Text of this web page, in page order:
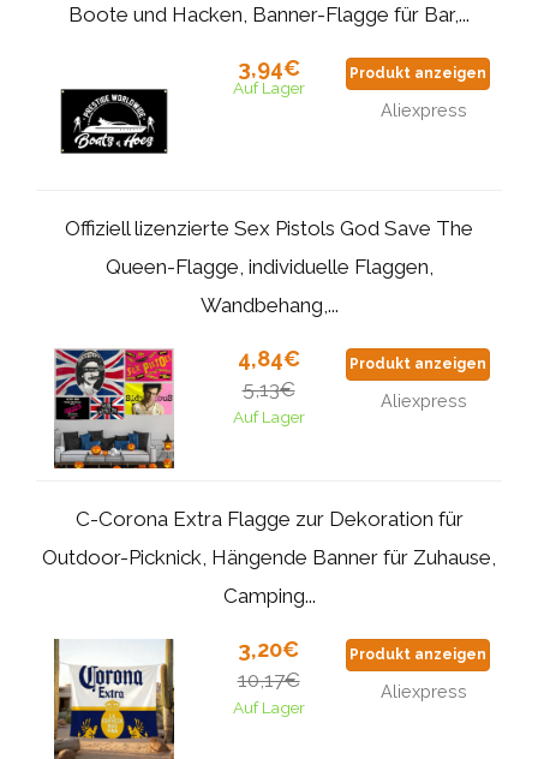
Boote und Hacken, Banner-Flagge für Bar,...
3,94€
Auf Lager
Produkt anzeigen
Aliexpress
Offiziell lizenzierte Sex Pistols God Save The
Queen-Flagge, individuelle Flaggen,
Wandbehang,...
4,84€
5,13€
Auf Lager
Produkt anzeigen
Aliexpress
C-Corona Extra Flagge zur Dekoration für
Outdoor-Picknick, Hängende Banner für Zuhause,
Camping...
3,20€
10,17€
Auf Lager
Produkt anzeigen
Aliexpress